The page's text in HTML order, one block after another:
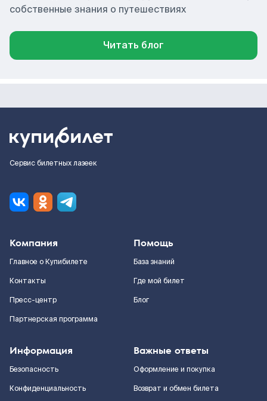
собственные знания о путешествиях
Читать блог
Сервис билетных лазеек
Компания
Главное о Купибилете
Контакты
Пресс-центр
Партнерская программа
Помощь
База знаний
Где мой билет
Блог
Информация
Безопасность
Конфиденциальность
Важные ответы
Оформление и покупка
Возврат и обмен билета